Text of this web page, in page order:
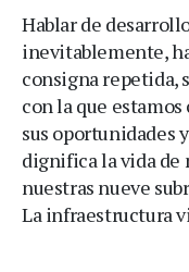
Hablar de
inevitablemente,
consigna repetida,
con la que
sus oportunidades
dignifica la vida de
nuestras nueve
La infraestructura